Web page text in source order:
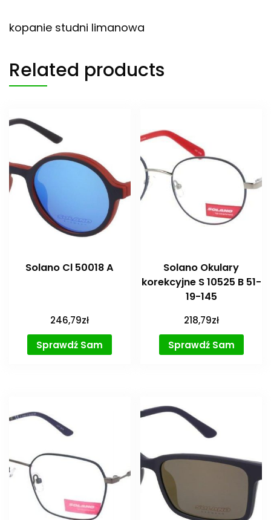
kopanie studni limanowa
Related products
Solano Cl 50018 A
246,79zł
Sprawdź Sam
Solano Okulary
korekcyjne S 10525 B 51-
19-145
218,79zł
Sprawdź Sam